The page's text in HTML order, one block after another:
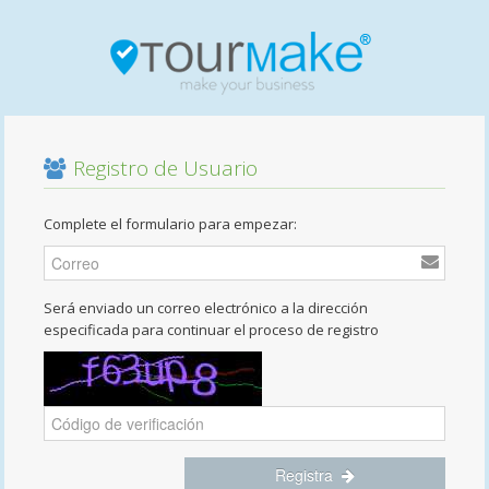
Registro de Usuario
Complete el formulario para empezar:
Será enviado un correo electrónico a la dirección
especificada para continuar el proceso de registro
Registra